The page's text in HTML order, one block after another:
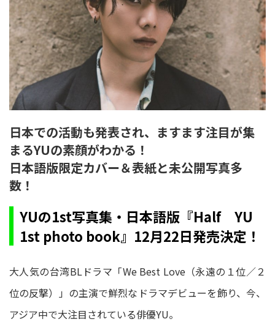
日本での活動も発表され、ますます注目が集
まるYUの素顔がわかる！
日本語版限定カバー＆表紙と未公開写真多
数！
YUの1st写真集・日本語版『Half YU
1st photo book』12月22日発売決定！
大人気の台湾BLドラマ「We Best Love（永遠の１位／２
位の反撃）」の主演で鮮烈なドラマデビューを飾り、今、
アジア中で大注目されている俳優YU。